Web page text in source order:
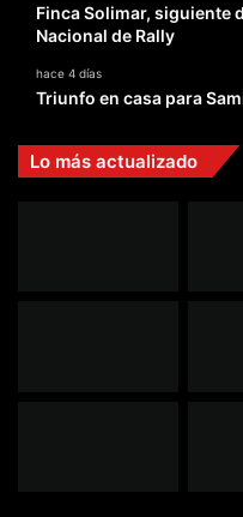
Finca Solimar, siguiente
Nacional de Rally
hace 4 días
Triunfo en casa para
Lo más actualizado